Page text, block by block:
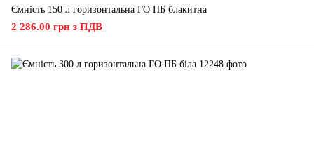
Ємність 150 л горизонтальна ГО ПБ блакитна
2 286.00 грн з ПДВ